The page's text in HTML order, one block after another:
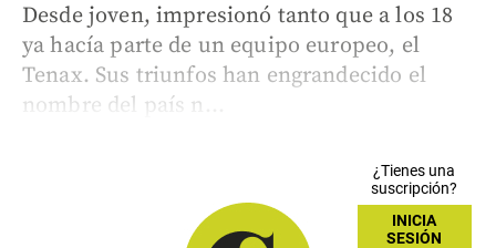
Desde joven, impresionó tanto que a los 18
ya hacía parte de un equipo europeo, el
Tenax. Sus triunfos han engrandecido el
nombre del país n...
¿Tienes una
suscripción?
INICIA
SESIÓN